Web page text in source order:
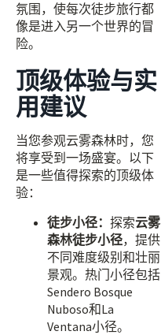
氛围，使每次徒步旅行都
像是进入另一个世界的冒
险。
顶级体验与实
用建议
当您参观云雾森林时，您
将享受到一场盛宴。以下
是一些值得探索的顶级体
验：
徒步小径： 探索云雾
森林徒步小径，提供
不同难度级别和壮丽
景观。热门小径包括
Sendero Bosque
Nuboso和La
Ventana小径。